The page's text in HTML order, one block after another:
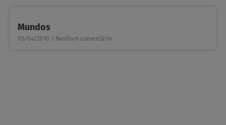
Mundos
05/04/2010 Nenhum comentário